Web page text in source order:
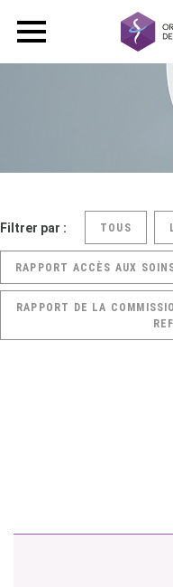
Filtrer par : TOUS
RAPPORT ACCÈS AUX
RAPPORT DE LA